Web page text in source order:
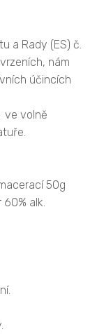
a Rady (ES) č.
nám
účincích
ve volně
50g
alk.